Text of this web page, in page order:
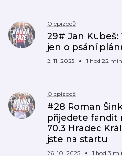
O epizodě
29# Jan
jen o psání
2. 11. 2025 1 hod 22 min
O epizodě
#28 Roman
přijedete fandit
70.3 Hradec
jste na startu
26. 10. 2025 1 hod 3